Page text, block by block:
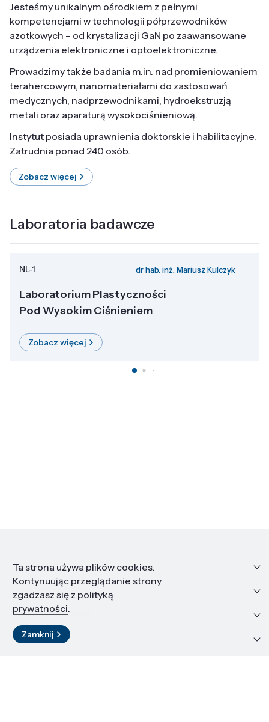
Jesteśmy unikalnym ośrodkiem z pełnymi
kompetencjami w technologii półprzewodników
azotkowych – od krystalizacji GaN po zaawansowane
urządzenia elektroniczne i optoelektroniczne.
Prowadzimy także badania m.in. nad promieniowaniem
terahercowym, nanomateriałami do zastosowań
medycznych, nadprzewodnikami, hydroekstruzją
metali oraz aparaturą wysokociśnieniową.
Instytut posiada uprawnienia doktorskie i habilitacyjne.
Zatrudnia ponad 240 osób.
Zobacz więcej
Laboratoria badawcze
NL-1 dr hab. inż. Mariusz Kulczyk
Laboratorium Plastyczności
Pod Wysokim Ciśnieniem
Zobacz więcej
Informacje
Edukacja i kariera
Zasoby i materiały
Kontakt
Ta strona używa plików cookies.
Kontynuując przeglądanie strony
zgadzasz się z polityką
prywatności.
Zamknij